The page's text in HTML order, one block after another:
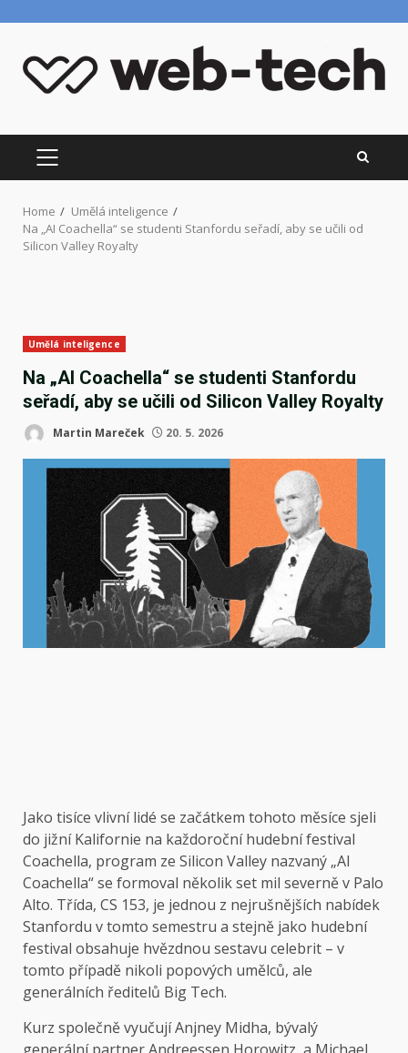
content
PRIMARY
MENU
Home
Umělá inteligence
Na „AI Coachella“ se studenti Stanfordu seřadí, aby se učili od
Silicon Valley Royalty
Umělá inteligence
Na „AI Coachella“ se studenti Stanfordu
seřadí, aby se učili od Silicon Valley Royalty
Martin Mareček 20. 5. 2026
Jako tisíce vlivní lidé se začátkem tohoto měsíce sjeli
do jižní Kalifornie na každoroční hudební festival
Coachella, program ze Silicon Valley nazvaný „AI
Coachella“ se formoval několik set mil severně v Palo
Alto. Třída, CS 153, je jednou z nejrušnějších nabídek
Stanfordu v tomto semestru a stejně jako hudební
festival obsahuje hvězdnou sestavu celebrit – v
tomto případě nikoli popových umělců, ale
generálních ředitelů Big Tech.
Kurz společně vyučují Anjney Midha, bývalý